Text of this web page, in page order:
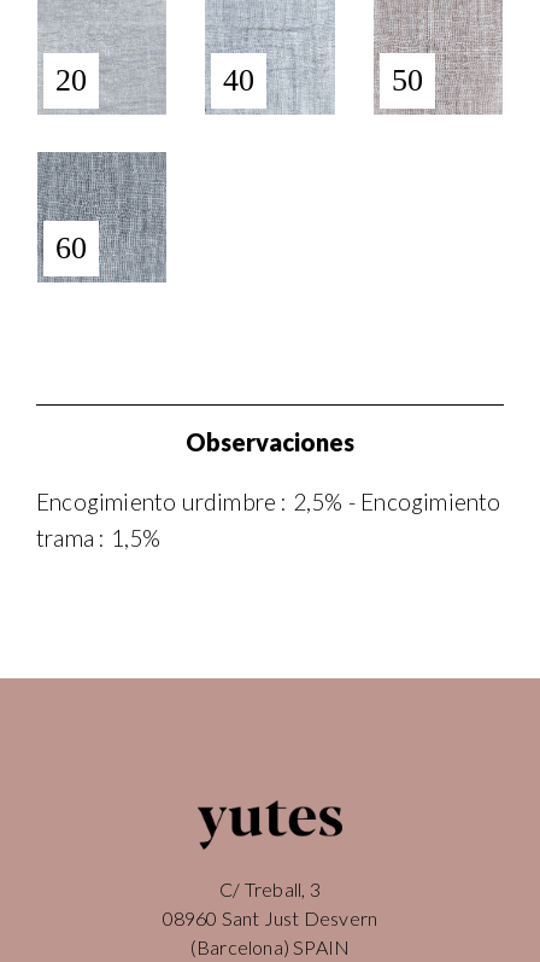
20 40 50
60
Observaciones
Encogimiento urdimbre : 2,5% - Encogimiento
trama : 1,5%
C/ Treball, 3
08960 Sant Just Desvern
(Barcelona) SPAIN